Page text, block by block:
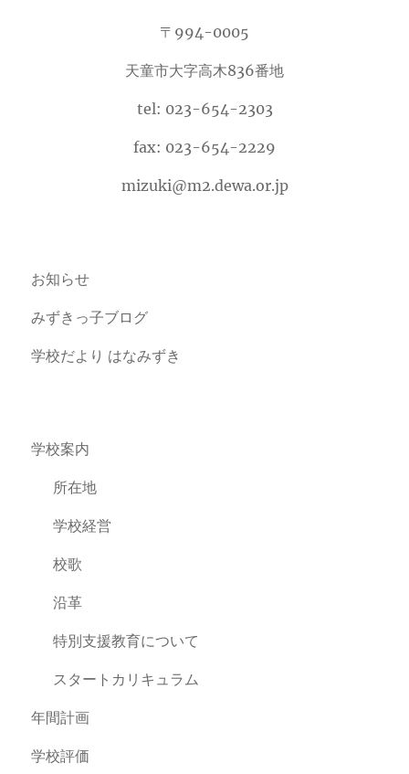
〒994-0005
天童市大字高木836番地
tel: 023-654-2303
fax: 023-654-2229
mizuki@m2.dewa.or.jp
お知らせ
みずきっ子ブログ
学校だより はなみずき
学校案内
所在地
学校経営
校歌
沿革
特別支援教育について
スタートカリキュラム
年間計画
学校評価